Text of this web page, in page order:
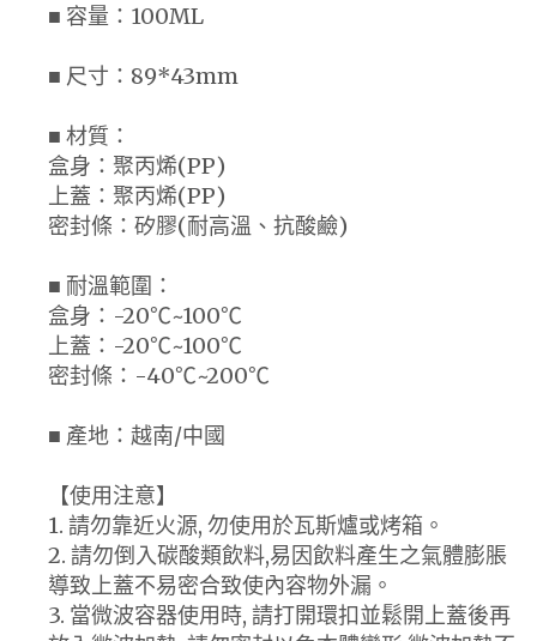
■ 容量：100ML
■ 尺寸：89*43mm
■ 材質：
盒身：聚丙烯(PP)
上蓋：聚丙烯(PP)
密封條：矽膠(耐高溫、抗酸鹼)
■ 耐溫範圍：
盒身：-20℃~100℃
上蓋：-20℃~100℃
密封條：-40℃~200℃
■ 產地：越南/中國
【使用注意】
1. 請勿靠近火源, 勿使用於瓦斯爐或烤箱。
2. 請勿倒入碳酸類飲料,易因飲料產生之氣體膨脹
導致上蓋不易密合致使內容物外漏。
3. 當微波容器使用時, 請打開環扣並鬆開上蓋後再